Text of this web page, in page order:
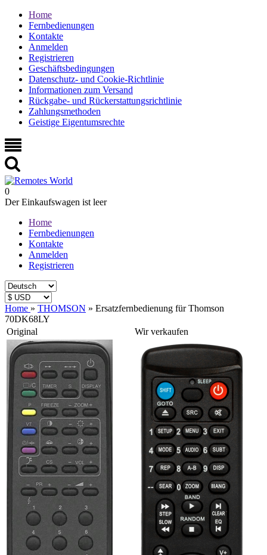
Home
Fernbedienungen
Kontakte
Anmelden
Registrieren
Geschäftsbedingungen
Datenschutz- und Cookie-Richtlinie
Informationen zum Versand
Rückgabe- und Rückerstattungsrichtlinie
Zahlungsmethoden
Geistige Eigentumsrechte
0
Der Einkaufswagen ist leer
Home
Fernbedienungen
Kontakte
Anmelden
Registrieren
Home » THOMSON » Ersatzfernbedienung für Thomson
70DK68LY
Original
Wir verkaufen